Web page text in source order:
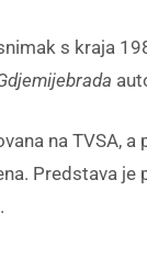
s kraja
na TVSA, a
Predstava je